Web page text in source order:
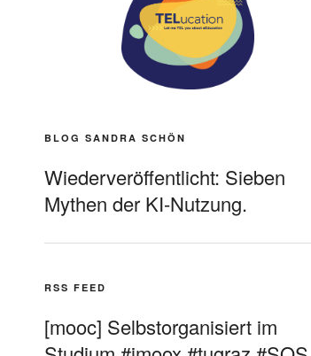
BLOG SANDRA SCHÖN
Wiederveröffentlicht: Sieben
Mythen der KI-Nutzung.
RSS FEED
[mooc] Selbstorganisiert im